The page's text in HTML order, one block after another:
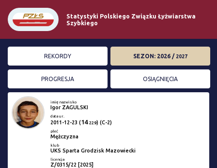
Statystyki Polskiego Związku Łyżwiarstwa
Szybkiego
REKORDY SEZON: 2026 / 2027
PROGRESJA OSIĄGNIĘCIA
imię nazwisko
Igor ZAGULSKI
data ur.
2011-12-23 (14 229) (C-2)
płeć
Mężczyzna
klub
UKS Sparta Grodzisk Mazowiecki
licencja
Z/0315/22 [2025]